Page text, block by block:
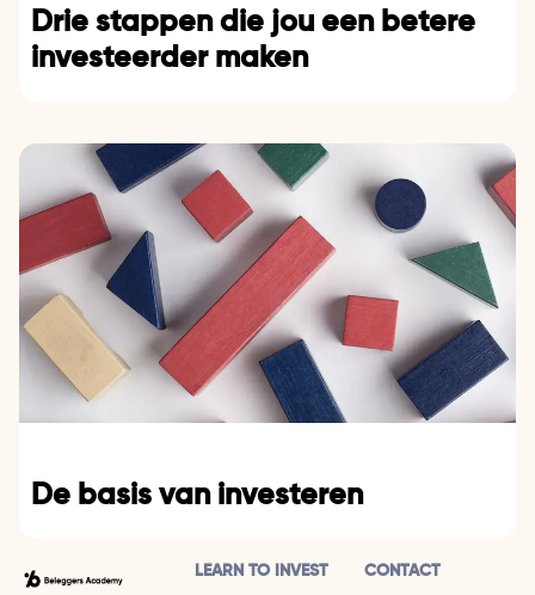
Drie stappen die jou een betere
investeerder maken
De basis van investeren
LEARN TO INVEST CONTACT